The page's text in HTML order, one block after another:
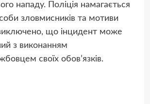
нападу. Поліція намагається
зловмисників та мотиви
виключено, що інцидент може
з виконанням
своїх обов’язків.